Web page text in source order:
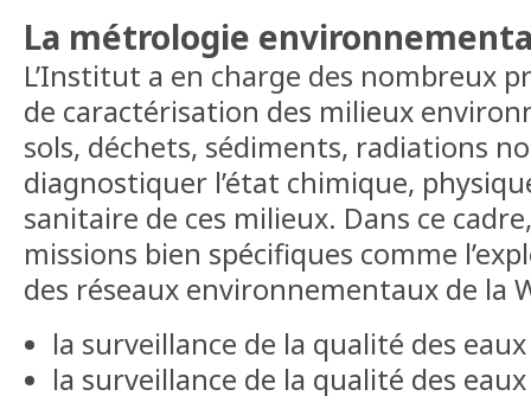
La métrologie
L’Institut a en charge des nombreux
de caractérisation des milieux
sols, déchets, sédiments, radiations
diagnostiquer l’état chimique,
sanitaire de ces milieux. Dans ce
missions bien spécifiques comme
des réseaux environnementaux de la
la surveillance de la qualité des
la surveillance de la qualité des